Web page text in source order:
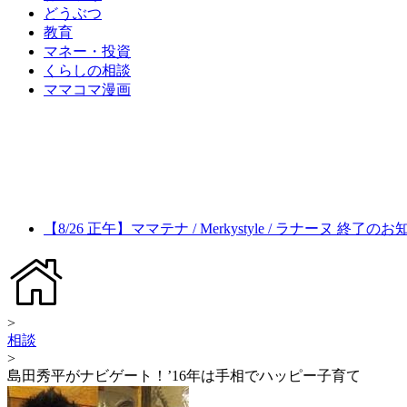
どうぶつ
教育
マネー・投資
くらしの相談
ママコマ漫画
【8/26 正午】ママテナ / Merkystyle / ラナーヌ 終了のお
>
相談
>
島田秀平がナビゲート！’16年は手相でハッピー子育て